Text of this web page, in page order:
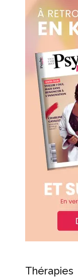
Thérapies